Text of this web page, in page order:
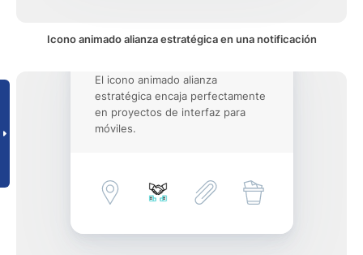
Icono animado alianza estratégica en una notificación
El icono animado alianza
estratégica encaja perfectamente
en proyectos de interfaz para
móviles.